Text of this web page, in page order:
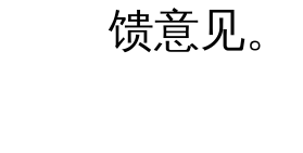
馈意见。